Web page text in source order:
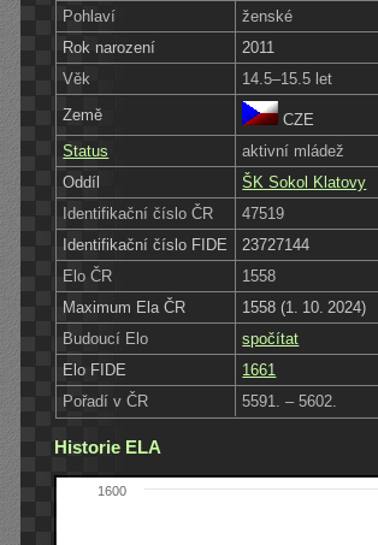
Pohlaví
ženské
Rok narození
2011
Věk
14.5–15.5 let
Země
CZE
Status
aktivní mládež
Oddíl
ŠK Sokol Klatovy
Identifikační číslo ČR
47519
Identifikační číslo FIDE
23727144
Elo ČR
1558
Maximum Ela ČR
1558 (1. 10. 2024)
Budoucí Elo
spočítat
Elo FIDE
1661
Pořadí v ČR
5591. – 5602.
Historie ELA
1600